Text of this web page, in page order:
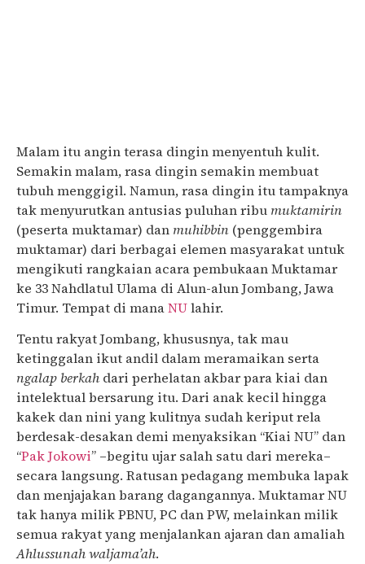
Malam itu angin terasa dingin menyentuh kulit.
Semakin malam, rasa dingin semakin membuat
tubuh menggigil. Namun, rasa dingin itu tampaknya
tak menyurutkan antusias puluhan ribu muktamirin
(peserta muktamar) dan muhibbin (penggembira
muktamar) dari berbagai elemen masyarakat untuk
mengikuti rangkaian acara pembukaan Muktamar
ke 33 Nahdlatul Ulama di Alun-alun Jombang, Jawa
Timur. Tempat di manaNUlahir.
Tentu rakyat Jombang, khususnya, tak mau
ketinggalan ikut andil dalam meramaikan serta
ngalap berkah dari perhelatan akbar para kiai dan
intelektual bersarung itu. Dari anak kecil hingga
kakek dan nini yang kulitnya sudah keriput rela
berdesak-desakan demi menyaksikan “Kiai NU” dan
“Pak Jokowi” –begitu ujar salah satu dari mereka–
secara langsung. Ratusan pedagang membuka lapak
dan menjajakan barang dagangannya. Muktamar NU
tak hanya milik PBNU, PC dan PW, melainkan milik
semua rakyat yang menjalankan ajaran dan amaliah
Ahlussunah waljama’ah.